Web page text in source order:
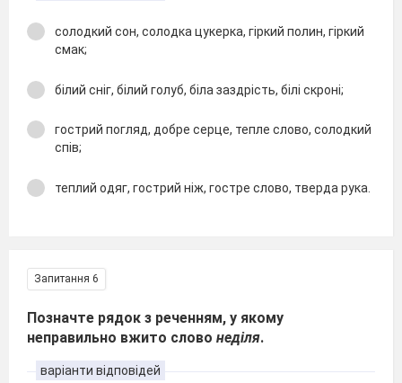
солодкий сон, солодка цукерка, гіркий полин, гіркий
смак;
білий сніг, білий голуб, біла заздрість, білі скроні;
гострий погляд, добре серце, тепле слово, солодкий
спів;
теплий одяг, гострий ніж, гостре слово, тверда рука.
Запитання 6
Позначте рядок з реченням, у якому
неправильно вжито слово неділя.
варіанти відповідей